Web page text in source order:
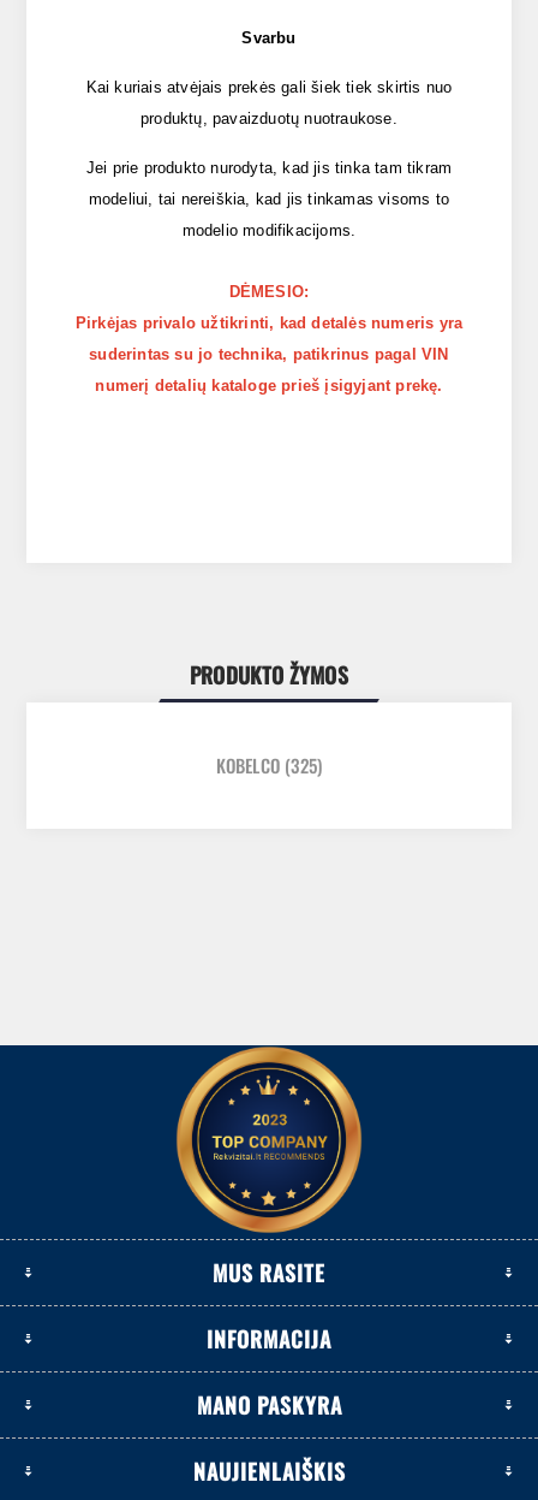
Svarbu
Kai kuriais atvėjais prekės gali šiek tiek skirtis nuo
produktų, pavaizduotų nuotraukose.
Jei prie produkto nurodyta, kad jis tinka tam tikram
modeliui, tai nereiškia, kad jis tinkamas visoms to
modelio modifikacijoms.
DĖMESIO:
Pirkėjas privalo užtikrinti, kad detalės numeris yra
suderintas su jo technika, patikrinus pagal VIN
numerį detalių kataloge prieš įsigyjant prekę.
PRODUKTO ŽYMOS
KOBELCO (325)
MUS RASITE
INFORMACIJA
MANO PASKYRA
NAUJIENLAIŠKIS